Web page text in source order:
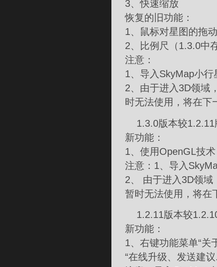
3、快速缩放
恢复的旧功能：
1、鼠标对星图的拖动
2、比例尺（1.3.0中
注意：
1、导入SkyMap小
2、由于进入3D领域
时无法使用，将在下
1.3.0版本较1.2.11
新功能：
1、使用OpenGL技
注意：1、导入
2、 由于进入3D领
暂时无法使用，将在
1.2.11版本较
新功能：
1、右键功能菜单“
“在线升级、发送建